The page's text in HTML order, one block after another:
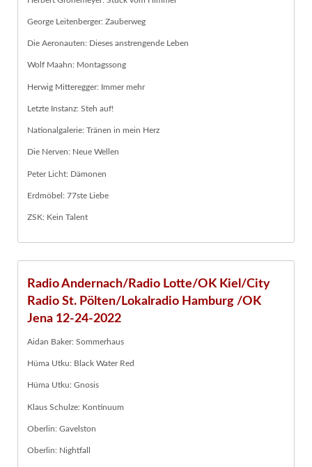
George Leitenberger: Zauberweg
Die Aeronauten: Dieses anstrengende Leben
Wolf Maahn: Montagssong
Herwig Mitteregger: Immer mehr
Letzte Instanz: Steh auf!
Nationalgalerie: Tränen in mein Herz
Die Nerven: Neue Wellen
Peter Licht: Dämonen
Erdmöbel: 77ste Liebe
ZSK: Kein Talent
Radio Andernach/Radio Lotte/OK Kiel/City
Radio St. Pölten/Lokalradio Hamburg /OK
Jena 12-24-2022
Aidan Baker: Sommerhaus
Hüma Utku: Black Water Red
Hüma Utku: Gnosis
Klaus Schulze: Kontinuum
Oberlin: Gavelston
Oberlin: Nightfall